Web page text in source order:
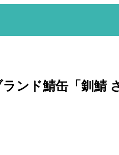
ンド鯖缶「釧鯖